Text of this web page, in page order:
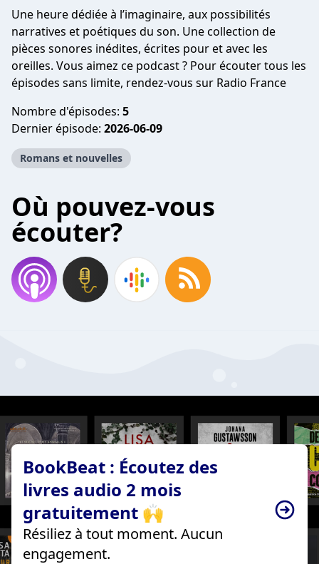
Une heure dédiée à l’imaginaire, aux possibilités
narratives et poétiques du son. Une collection de
pièces sonores inédites, écrites pour et avec les
oreilles. Vous aimez ce podcast ? Pour écouter tous les
épisodes sans limite, rendez-vous sur Radio France
Nombre d'épisodes: 5
Dernier épisode: 2026-06-09
Romans et nouvelles
Où pouvez-vous
écouter?
BookBeat : Écoutez des
livres audio 2 mois
gratuitement 🙌
Résiliez à tout moment. Aucun
engagement.